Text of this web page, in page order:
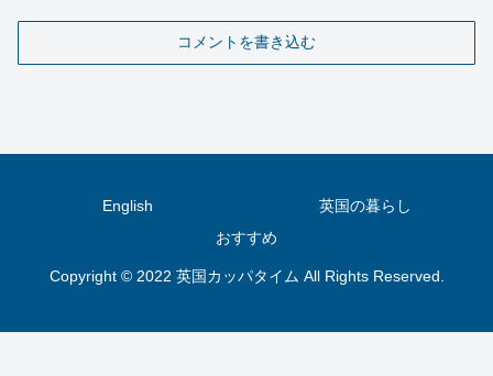
コメントを書き込む
English
英国の暮らし
おすすめ
Copyright © 2022 英国カッパタイム All Rights Reserved.